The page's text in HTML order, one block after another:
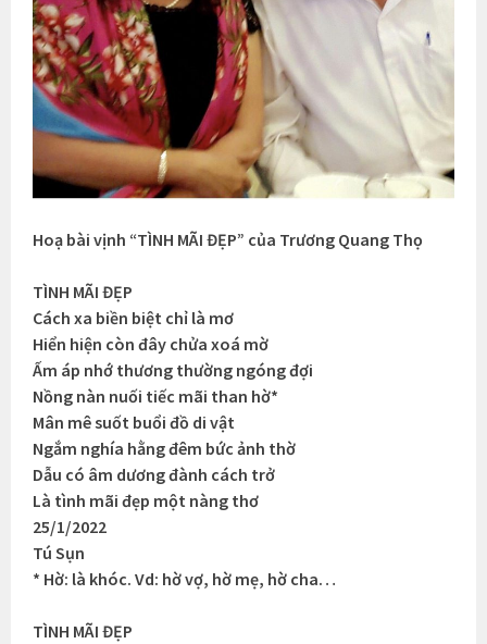
Hoạ bài vịnh “TÌNH MÃI ĐẸP” của Trương Quang Thọ
TÌNH MÃI ĐẸP
Cách xa biền biệt chỉ là mơ
Hiển hiện còn đây chửa xoá mờ
Ấm áp nhớ thương thường ngóng đợi
Nồng nàn nuối tiếc mãi than hờ*
Mân mê suốt buổi đồ di vật
Ngắm nghía hằng đêm bức ảnh thờ
Dẫu có âm dương đành cách trở
Là tình mãi đẹp một nàng thơ
25/1/2022
Tú Sụn
* Hờ: là khóc. Vd: hờ vợ, hờ mẹ, hờ cha…
TÌNH MÃI ĐẸP